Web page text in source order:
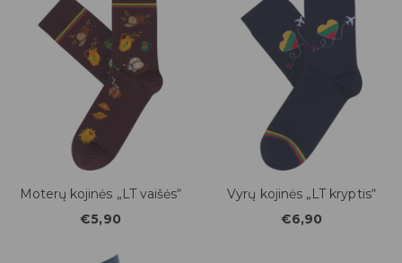
Moterų kojinės „LT vaišės“
€5,90
Vyrų kojinės „LT kryptis“
€6,90